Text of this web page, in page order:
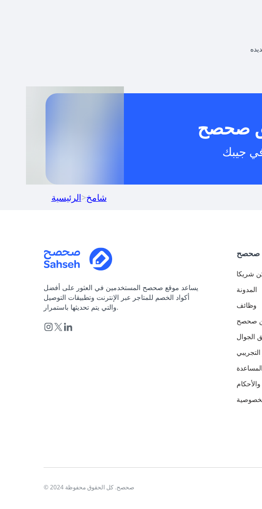
هل يمكنني جمع كود خصم مع العروض الأخرى؟
صحصح
جيبك
الرئيسية>شامخ
يساعد موقع صحصح المستخدمين في العثور على أفضل
أكواد الخصم للمتاجر عبر الإنترنت وتطبيقات التوصيل
والتي يتم تحديثها باستمرار.
صحصح
شريكا
المدونة
وظائف
صحصح
الجوال
© 2024 صحصح. كل الحقوق محفوظة